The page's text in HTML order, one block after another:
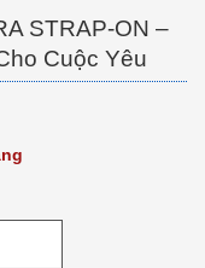
STRAP-ON –
Cuộc Yêu